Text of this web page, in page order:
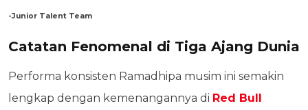
-Junior Talent Team
Catatan Fenomenal di Tiga Ajang Dunia
Performa konsisten Ramadhipa musim ini semakin
lengkap dengan kemenangannya di Red Bull